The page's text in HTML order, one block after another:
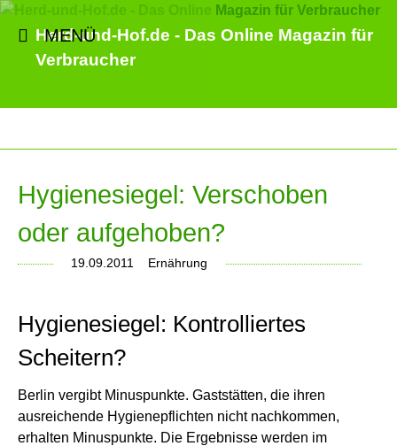
Herd-und-Hof.de - Das Online Magazin für
Verbraucher
MENÜ
Hygienesiegel: Verschoben
oder aufgehoben?
19.09.2011 Ernährung
Hygienesiegel: Kontrolliertes
Scheitern?
Berlin vergibt Minuspunkte. Gaststätten, die ihren
ausreichende Hygienepflichten nicht nachkommen,
erhalten Minuspunkte. Die Ergebnisse werden im